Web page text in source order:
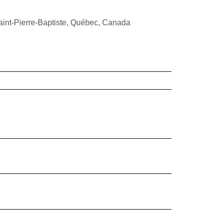
Pierre-Baptiste, Québec, Canada